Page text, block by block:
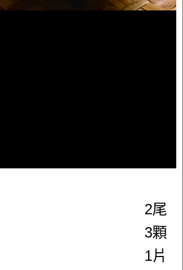
2尾
3顆
1片